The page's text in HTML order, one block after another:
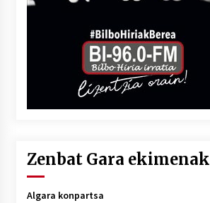
Zenbat Gara ekimenak
Algara konpartsa